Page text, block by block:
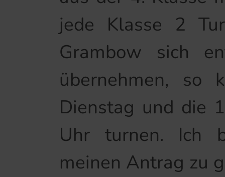
jede Klasse 2
Grambow sich
übernehmen, so
Dienstag und die
Uhr turnen. Ich
meinen Antrag zu